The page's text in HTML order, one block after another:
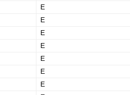
E
E
E
E
E
E
E